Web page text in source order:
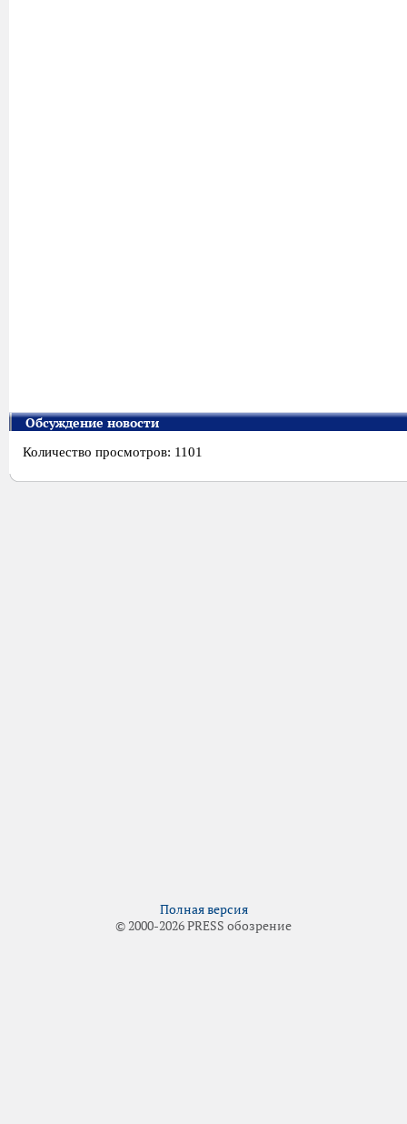
Обсуждение новости
Количество просмотров: 1101
Полная версия
© 2000-2026 PRESS обозрение